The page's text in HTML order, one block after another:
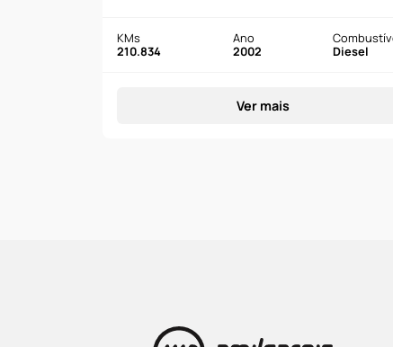
KMs
210.834
Ano
2002
Diesel
Ver mais